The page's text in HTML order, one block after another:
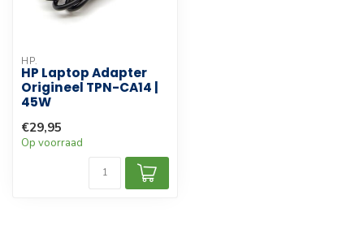
HP.
HP Laptop Adapter
Origineel TPN-CA14 |
45W
€29,95
Op voorraad